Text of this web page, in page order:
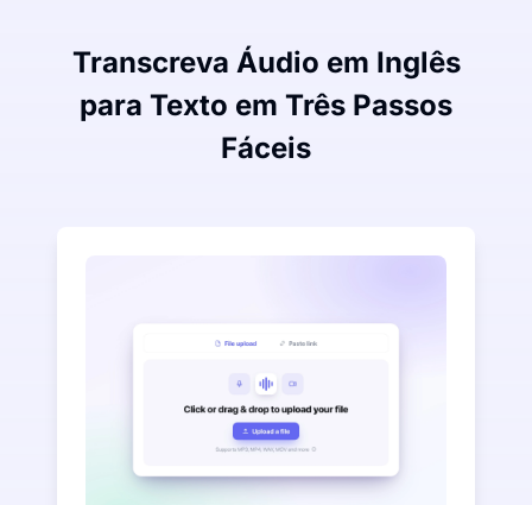
Transcreva Áudio em Inglês
para Texto em Três Passos
Fáceis